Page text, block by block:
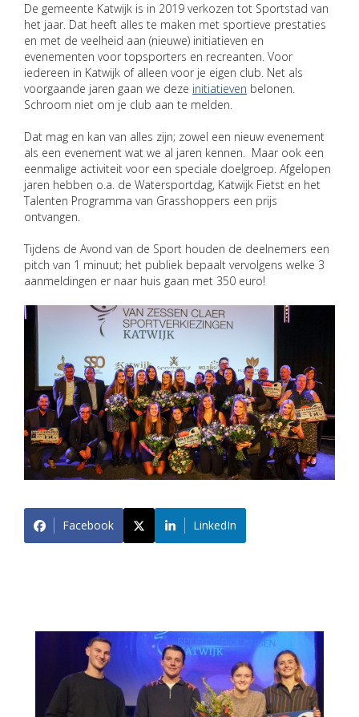
De gemeente Katwijk is in 2019 verkozen tot Sportstad van
het jaar. Dat heeft alles te maken met sportieve prestaties
en met de veelheid aan (nieuwe) initiatieven en
evenementen voor topsporters en recreanten. Voor
iedereen in Katwijk of alleen voor je eigen club. Net als
voorgaande jaren gaan we deze initiatieven belonen.
Schroom niet om je club aan te melden.
Dat mag en kan van alles zijn; zowel een nieuw evenement
als een evenement wat we al jaren kennen. Maar ook een
eenmalige activiteit voor een speciale doelgroep. Afgelopen
jaren hebben o.a. de Watersportdag, Katwijk Fietst en het
Talenten Programma van Grasshoppers een prijs
ontvangen.
Tijdens de Avond van de Sport houden de deelnemers een
pitch van 1 minuut; het publiek bepaalt vervolgens welke 3
aanmeldingen er naar huis gaan met 350 euro!
Facebook LinkedIn